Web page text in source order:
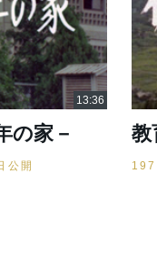
の家－
開
教